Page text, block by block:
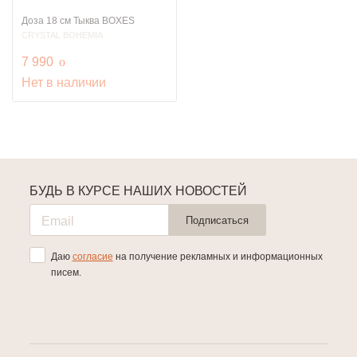
Доза 18 см Тыква BOXES
CRYSTAL BOHEMIA
7 990 руб.
o
Нет в наличии
БУДЬ В КУРСЕ НАШИХ НОВОСТЕЙ
Подписаться
Даю согласие на получение рекламных и информационных
писем.